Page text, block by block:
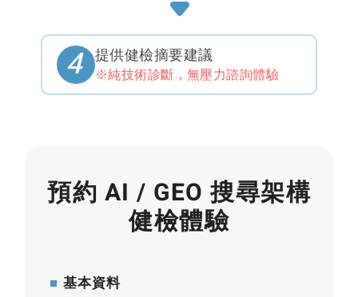
4 提供健檢摘要建議
※純技術診斷，無壓力諮詢體驗
預約 AI / GEO 搜尋架構
健檢體驗
基本資料